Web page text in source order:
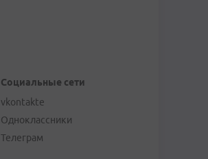
Социальные сети
vkontakte
Одноклассники
Телеграм